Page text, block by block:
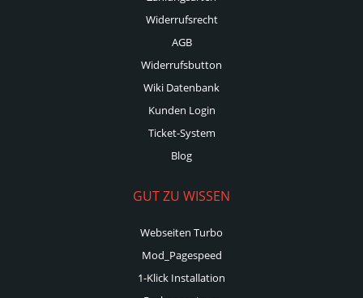
Widerrufsrecht
AGB
Widerrufsbutton
Wiki Datenbank
Kunden Login
Ticket-System
Blog
GUT ZU WISSEN
Webseiten Turbo
Mod_Pagespeed
1-Klick Installation